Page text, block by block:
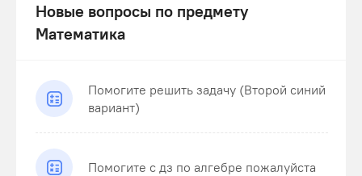
Новые вопросы по предмету
Математика
Помогите решить задачу (Второй синий
вариант)
Помогите с дз по алгебре пожалуйста